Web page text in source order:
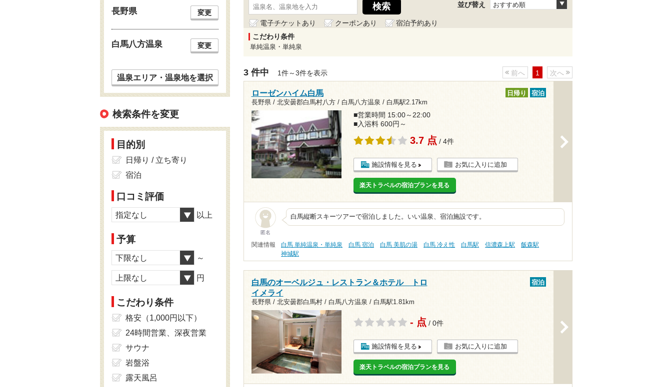
並び替え おすすめ順
電子チケットあり クーポンあり
宿泊予約あり
こだわり条件
単純温泉・単純泉
3 件中 1件～3件を表示 前へ 1 次へ
ローゼンハイム白馬
長野県 / 北安曇郡白馬村八方 / 白馬八方温泉 / 白馬駅2.17km
日帰り 宿泊
■営業時間 15:00～22:00
■入浴料 600円～
3.7 点 / 4件
施設情報を見る お気に入りに追加
楽天トラベルの宿泊プランを見る
匿名
白馬縦断スキーツアーで宿泊しました。いい温泉、宿泊施設です。
関連情報 白馬 単純温泉・単純泉 白馬 宿泊 白馬 美肌の湯 白馬 冷え性 白馬駅 信濃森上駅
飯森駅
神城駅
白馬のオーベルジュ・レストラン＆ホテル トロ
イメライ
長野県 / 北安曇郡白馬村 / 白馬八方温泉 / 白馬駅1.81km
宿泊
- 点 / 0件
施設情報を見る お気に入りに追加
楽天トラベルの宿泊プランを見る
長野県 変更
白馬八方温泉 変更
温泉エリア・温泉地を選択
検索条件を変更
目的別
日帰り / 立ち寄り
宿泊
口コミ評価
指定なし 以上
予算
下限なし ～
上限なし 円
こだわり条件
格安（1,000円以下）
24時間営業、深夜営業
サウナ
岩盤浴
露天風呂